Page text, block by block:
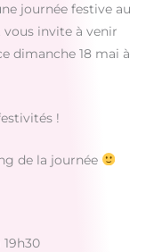
journée festive au
invite à venir
dimanche 18 mai à
!
de la journée